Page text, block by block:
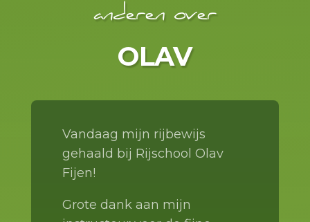
anderen over
OLAV
Vandaag mijn rijbewijs
gehaald bij Rijschool Olav
Fijen!
Grote dank aan mijn